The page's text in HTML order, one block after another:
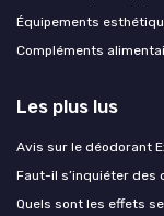
Équipements
Compléments
Les plus lus
Avis sur le déodorant
Faut-il s’inquiéter des
Quels sont les effets